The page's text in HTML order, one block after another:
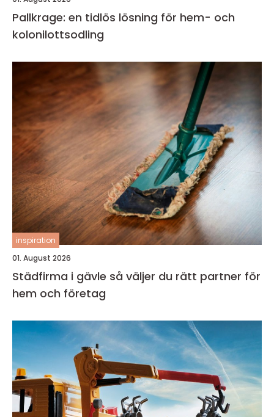
Pallkrage: en tidlös lösning för hem- och
kolonilottsodling
inspiration
01. August 2026
Städfirma i gävle så väljer du rätt partner för
hem och företag